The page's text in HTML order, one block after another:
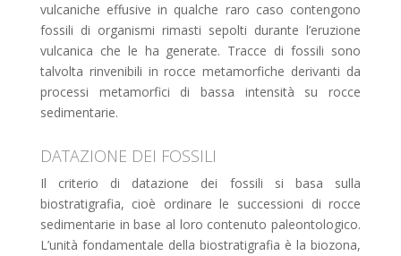
vulcaniche effusive in qualche raro caso contengono
fossili di organismi rimasti sepolti durante l’eruzione
vulcanica che le ha generate. Tracce di fossili sono
talvolta rinvenibili in rocce metamorfiche derivanti da
processi metamorfici di bassa intensità su rocce
sedimentarie.
DATAZIONE DEI FOSSILI
Il criterio di datazione dei fossili si basa sulla
biostratigrafia, cioè ordinare le successioni di rocce
sedimentarie in base al loro contenuto paleontologico.
L’unità fondamentale della biostratigrafia è la biozona,